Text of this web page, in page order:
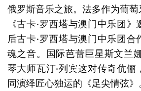
俄罗斯音乐之旅。法多作为葡萄
《古卡‧罗西塔与澳门中乐团
后古卡‧罗西塔与澳门中乐团合
魂之音。国际芭蕾巨星斯文兰
琴大师瓦汀‧列宾这对传奇伉俪
同演绎匠心独运的《足尖情弦》